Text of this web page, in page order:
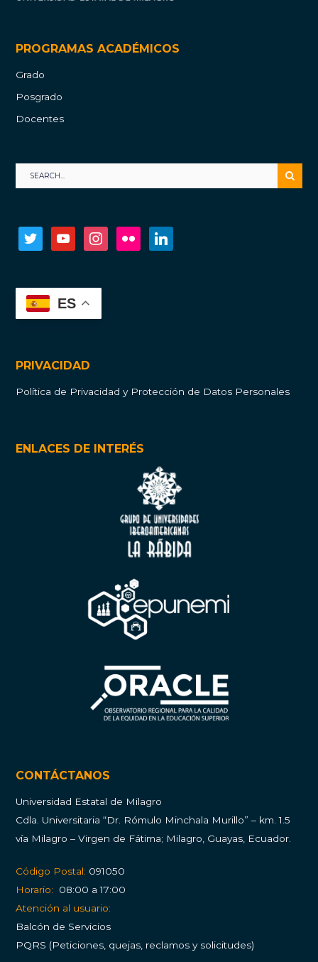
PROGRAMAS ACADÉMICOS
Grado
Posgrado
Docentes
twitter youtube instagramflickr
ES
PRIVACIDAD
Política de Privacidad y Protección de Datos Personales
ENLACES DE INTERÉS
CONTÁCTANOS
Universidad Estatal de Milagro
Cdla. Universitaria “Dr. Rómulo Minchala Murillo” – km. 1.5
vía Milagro – Virgen de Fátima; Milagro, Guayas, Ecuador.
Código Postal: 091050
Horario:
08:00 a 17:00
Atención al usuario:
Balcón de Servicios
PQRS (Peticiones, quejas, reclamos y solicitudes)